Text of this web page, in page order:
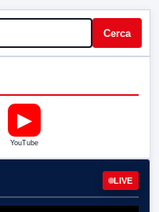
Cerca
▶
YouTube
LIVE